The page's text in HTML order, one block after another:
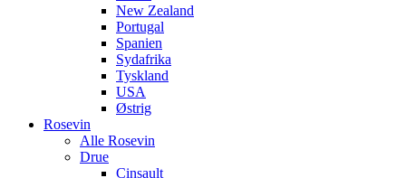
New Zealand
Portugal
Spanien
Sydafrika
Tyskland
USA
Østrig
Rosevin
Alle Rosevin
Drue
Cinsault